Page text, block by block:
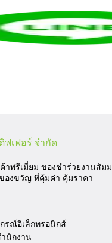
ฟเฟอร์ จำกัด
าพรีเมี่ยม ของชำร่วยงานสัม
องขวัญ ที่คุ้มค่า คุ้มราคา
รณ์อิเล็กทรอนิกส์
นักงาน